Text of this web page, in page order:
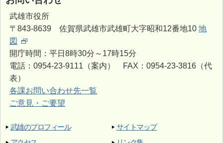
武雄市役所
〒843-8639 佐賀県武雄市武雄町大字昭和12番地10 地
図
開庁時間：平日8時30分～17時15分
電話：0954-23-9111（案内） FAX：0954-23-3816（代
表）
各課お問い合わせ先一覧
ご意見・ご要望
武雄のプロフィール
サイトマップ